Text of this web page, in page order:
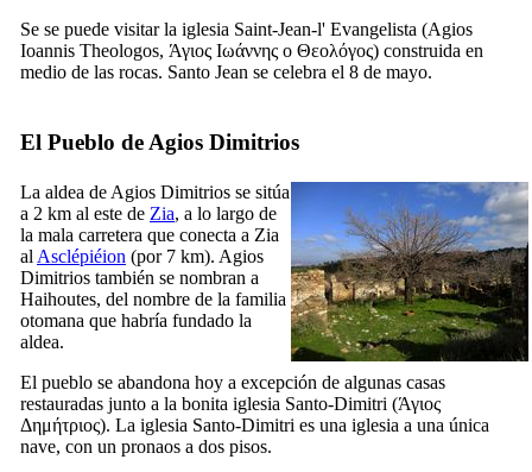
Se se puede visitar la iglesia Saint-Jean-l' Evangelista (Agios
Ioannis Theologos, Άγιος Ιωάννης ο Θεολόγος) construida en
medio de las rocas. Santo Jean se celebra el 8 de mayo.
El Pueblo de Agios Dimitrios
La aldea de Agios Dimitrios se sitúa
a 2 km al este de Zia, a lo largo de
la mala carretera que conecta a Zia
al Asclépiéion (por 7 km). Agios
Dimitrios también se nombran a
Haihoutes, del nombre de la familia
otomana que habría fundado la
aldea.
El pueblo se abandona hoy a excepción de algunas casas
restauradas junto a la bonita iglesia Santo-Dimitri (Άγιος
Δημήτριος). La iglesia Santo-Dimitri es una iglesia a una única
nave, con un pronaos a dos pisos.